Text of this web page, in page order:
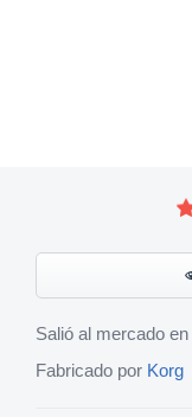
Salió al mercado en
Fabricado por Korg